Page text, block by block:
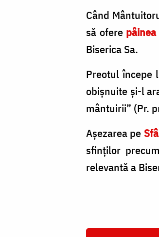
Când
să ofere pâinea
Biserica Sa.
Preotul începe
obişnuite şi-l
mântuirii” (Pr.
Așezarea pe
sfinților
relevantă a